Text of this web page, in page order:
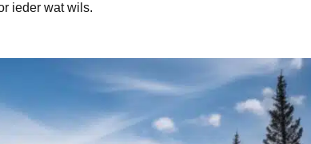
ieder wat wils.